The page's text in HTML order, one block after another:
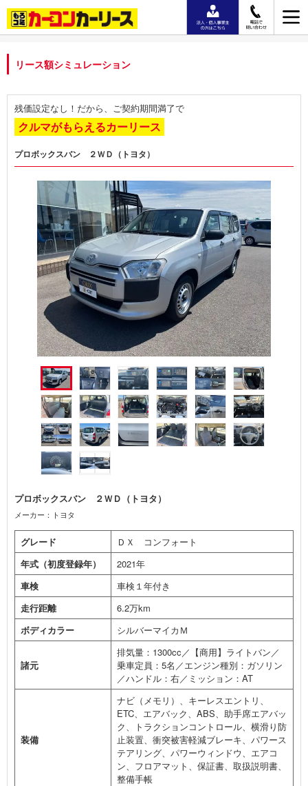
リース額シミュレーション
残価設定なし！だから、ご契約期間満了で
クルマがもらえるカーリース
プロボックスバン ２ＷＤ（トヨタ）
プロボックスバン ２ＷＤ（トヨタ）
メーカー：トヨタ
グレード
ＤＸ コンフォート
年式（初度登録年）
2021年
車検
車検１年付き
走行距離
6.2万km
ボディカラー
シルバーマイカＭ
諸元
排気量：1300cc／【商用】ライトバン／
乗車定員：5名／エンジン種別：ガソリン
／ハンドル：右／ミッション：AT
装備
ナビ（メモリ）、キーレスエントリ、
ETC、エアバック、ABS、助手席エアバッ
ク、トラクションコントロール、横滑り防
止装置、衝突被害軽減ブレーキ、パワース
テアリング、パワーウィンドウ、エアコ
ン、フロアマット、保証書、取扱説明書、
整備手帳